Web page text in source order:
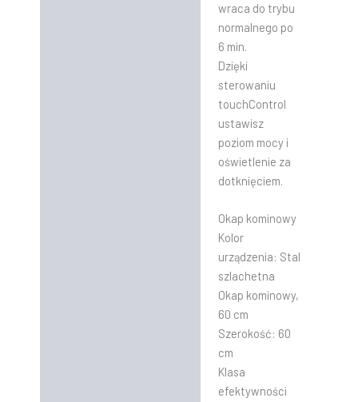
wraca do trybu
normalnego po
6 min.
Dzięki
sterowaniu
touchControl
ustawisz
poziom mocy i
oświetlenie za
dotknięciem.
Okap kominowy
Kolor
urządzenia: Stal
szlachetna
Okap kominowy,
60 cm
Szerokość: 60
cm
Klasa
efektywności